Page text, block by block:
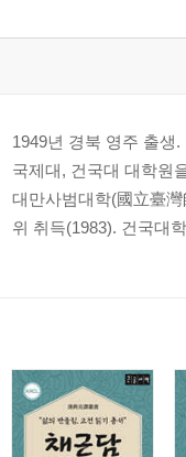
1949년 경북 영주 출생
국제대, 건국대 대학원
대만사범대학(國立臺
위 취득(1983). 건국대